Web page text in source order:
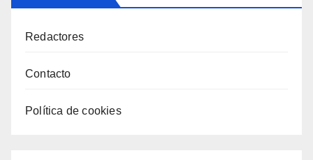
Redactores
Contacto
Política de cookies